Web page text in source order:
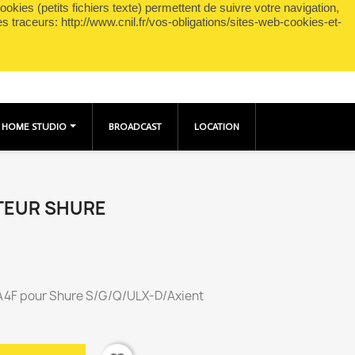
(petits fichiers texte) permettent de suivre votre navigation,
traceurs: http://www.cnil.fr/vos-obligations/sites-web-cookies-et-
Connexion shopping_cartPanier(0)
HOME STUDIO BROADCAST LOCATION
SHURE
pour Shure S/G/Q/ULX-D/Axient